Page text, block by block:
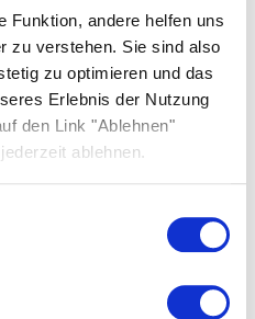
Funktion, andere helfen uns
zu verstehen. Sie sind also
zu optimieren und das
Erlebnis der Nutzung
den Link "Ablehnen"
ablehnen.
zu geben.
dass die Anforderungen
eingehalten werden,
können Sie sich an
der Einhaltung der